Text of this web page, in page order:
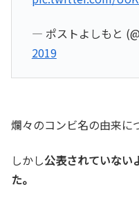
— ポストよしもと
2019
爛々のコンビ名の由来に
しかし公表されていない
た。